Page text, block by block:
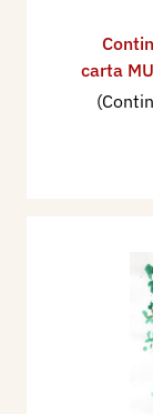
carta